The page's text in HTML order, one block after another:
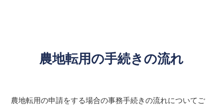
農地転用の手続きの流れ
農地転用の申請をする場合の事務手続きの流れについてご